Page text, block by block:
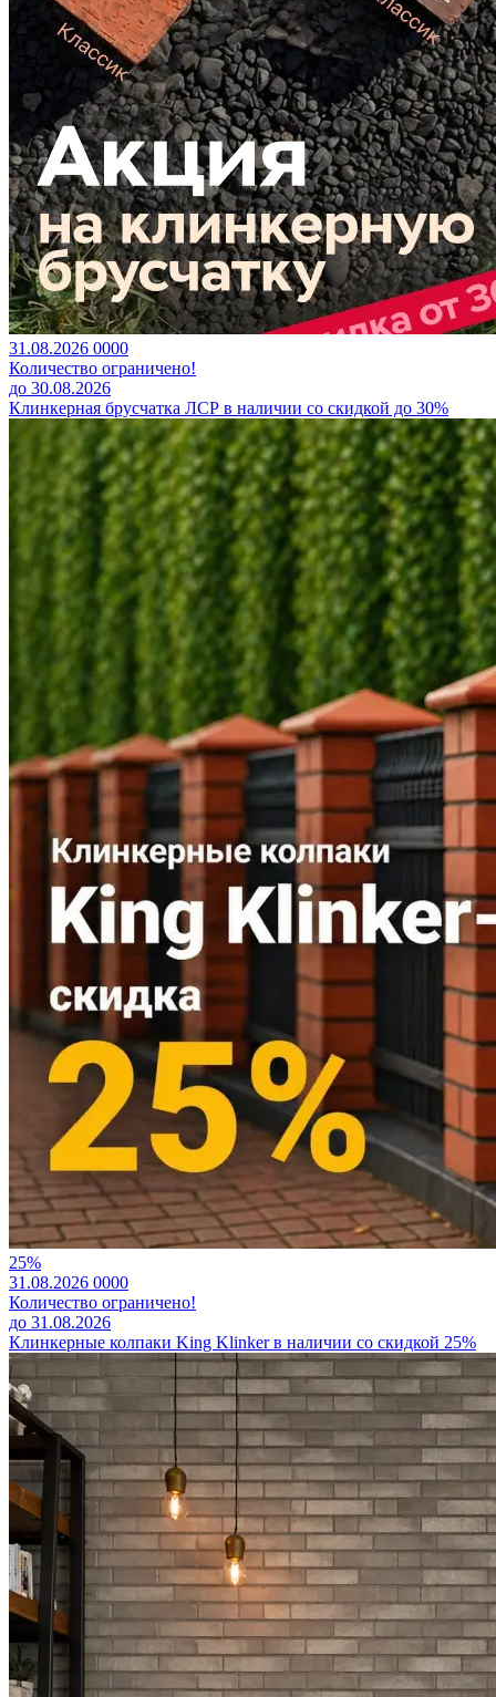
31.08.2026 0000
Количество ограничено!
до 30.08.2026
Клинкерная брусчатка ЛСР в наличии со скидкой до 30%
25%
31.08.2026 0000
Количество ограничено!
до 31.08.2026
Клинкерные колпаки King Klinker в наличии со скидкой 25%